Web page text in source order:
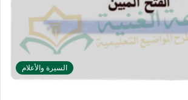
السيرة والأعلام